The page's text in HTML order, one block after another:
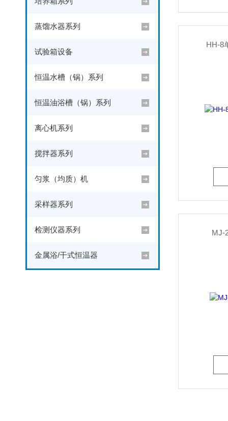
蒸馏水器系列
试验箱设备
恒温水槽（锅）系列
恒温油浴槽（锅）系列
离心机系列
搅拌器系列
匀浆（均质）机
采样器系列
检测仪器系列
金属浴/干式恒温器
HH-8
MJ-